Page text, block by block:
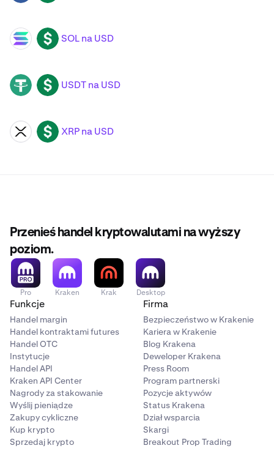
SOL USD SOL na USD
USDT USD USDT na USD
XRP USD XRP na USD
Przenieś handel kryptowalutami na wyższy
poziom.
Pro Kraken Krak Desktop
Funkcje
Handel margin
Handel kontraktami futures
Handel OTC
Instytucje
Handel API
Kraken API Center
Nagrody za stakowanie
Wyślij pieniądze
Zakupy cykliczne
Kup krypto
Sprzedaj krypto
Firma
Bezpieczeństwo w Krakenie
Kariera w Krakenie
Blog Krakena
Deweloper Krakena
Press Room
Program partnerski
Pozycje aktywów
Status Krakena
Dział wsparcia
Skargi
Breakout Prop Trading